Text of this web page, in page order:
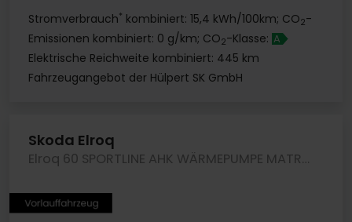
Stromverbrauch* kombiniert: 15,4 kWh/100km; CO2-
Emissionen kombiniert: 0 g/km; CO2-Klasse: A
Elektrische Reichweite kombiniert: 445 km
Fahrzeugangebot der Hülpert SK GmbH
Skoda Elroq
Elroq 60 SPORTLINE AHK WÄRMEPUMPE MATRIXLED LM20